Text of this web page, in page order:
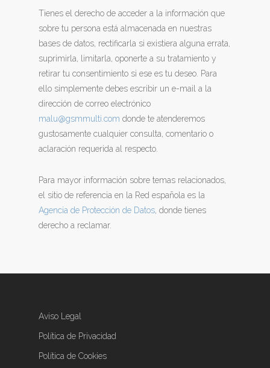
Tienes el derecho de acceder a la información que
sobre tu persona está almacenada en nuestras
bases de datos, rectificarla si existiera alguna errata,
suprimirla, limitarla, oponerte a su tratamiento y
retirar tu consentimiento si ese es tu deseo. Para
ello simplemente debes escribir un e-mail a la
dirección de correo electrónico
malu@gsmmulti.com donde te atenderemos
gustosamente cualquier consulta, comentario o
aclaración requerida al respecto.
Para mayor información sobre temas relacionados,
el sitio de referencia en la Red española es la
Agencia de Protección de Datos , donde tienes
derecho a reclamar.
Aviso Legal
Política de Privacidad
Política de Cookies